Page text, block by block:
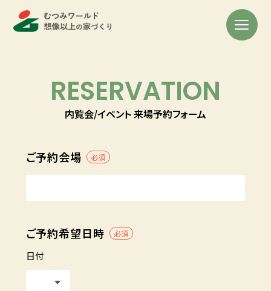
RESERVATION
内覧会/イベント 来場予約フォーム
ご予約会場 必須
ご予約希望日時 必須
日付